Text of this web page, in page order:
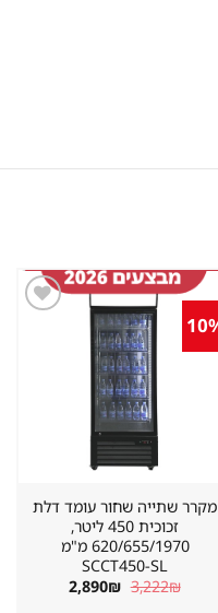
מקרר שתייה שחור עומד דלת
זכוכית 450 ליטר,
620/655/1970 מ"מ
SCCT450-SL
3,222₪ המחיר
2,890₪ המחיר
הנוכחי